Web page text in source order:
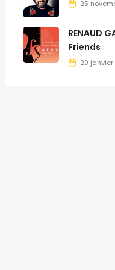
25
RENAUD
Friends
29 janvier